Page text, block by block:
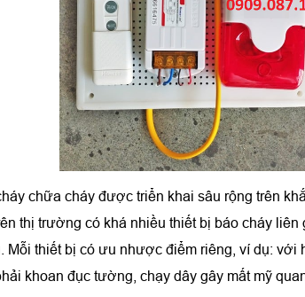
chữa cháy được triển khai sâu rộng trên
thị trường có khá nhiều thiết bị báo cháy
Mỗi thiết bị có ưu nhược điểm riêng, ví dụ:
khoan đục tường, chạy dây gây mất mỹ